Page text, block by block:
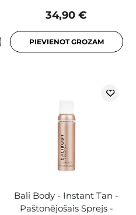
34,90 €
PIEVIENOT GROZAM
Bali Body - Instant Tan -
Paštonējošais Sprejs -